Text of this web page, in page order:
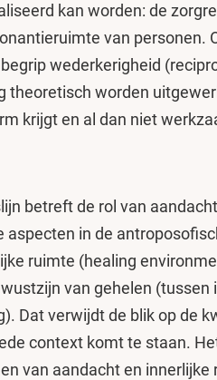
kan worden: de
van personen.
wederkerigheid
theoretisch worden
krijgt en al dan niet
betreft de rol van
aspecten in de
ruimte (healing
van gehelen (tussen
Dat verwijdt de blik op de
context komt te staan.
van aandacht en innerlijke